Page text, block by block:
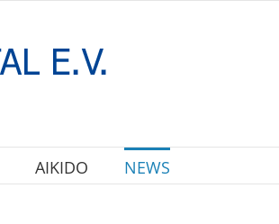
AIKIDO NEWS